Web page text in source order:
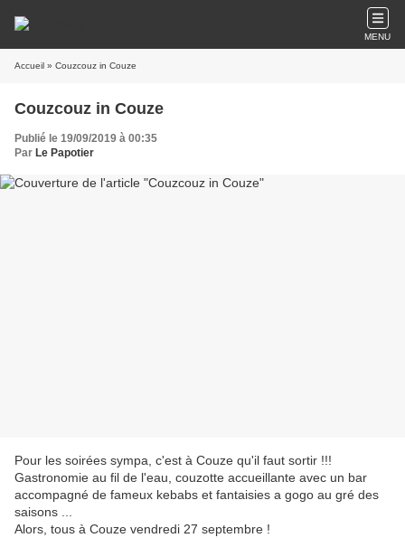
MENU
Accueil » Couzcouz in Couze
Couzcouz in Couze
Publié le 19/09/2019 à 00:35
Par Le Papotier
Pour les soirées sympa, c'est à Couze qu'il faut sortir !!!
Gastronomie au fil de l'eau, couzotte accueillante avec un bar
accompagné de fameux kebabs et fantaisies a gogo au gré des
saisons ...
Alors, tous à Couze vendredi 27 septembre !